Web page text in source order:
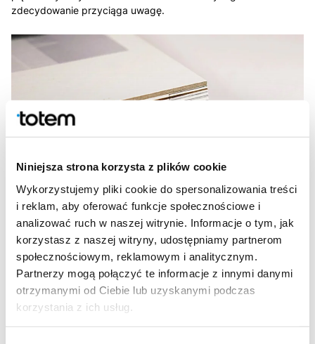
Niniejsza strona korzysta z plików cookie
Wykorzystujemy pliki cookie do spersonalizowania treści
i reklam, aby oferować funkcje społecznościowe i
analizować ruch w naszej witrynie. Informacje o tym, jak
korzystasz z naszej witryny, udostępniamy partnerom
społecznościowym, reklamowym i analitycznym.
Partnerzy mogą połączyć te informacje z innymi danymi
otrzymanymi od Ciebie lub uzyskanymi podczas
korzystania z ich usług.
zdecydowanie przyciąga uwagę.
Oprawa szwajcarska
Jeśli mówimy o oprawach, które eksponują grzbiet bloku,
należy również wspomnieć o oprawie szwajcarskiej. Jeśli
oprawę z otwartym grzbietem porównywaliśmy do oprawy
spiralowej, to oprawa szwajcarska przypomina oprawę z krytą
spiralą. Spirala kryta łączy wkład z tylną okładziną w taki
sposób, że widzimy ją dopiero po otwarciu publikacji (lub